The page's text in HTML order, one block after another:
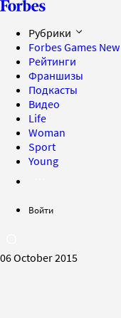
Рубрики
Forbes Games New
Рейтинги
Франшизы
Подкасты
Видео
Life
Woman
Sport
Young
Войти
06 October 2015